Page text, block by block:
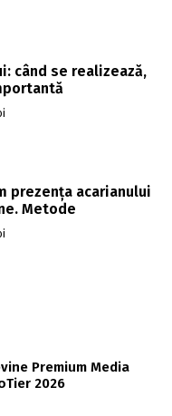
când se realizează,
prezența acarianului
Metode
Premium Media
2026